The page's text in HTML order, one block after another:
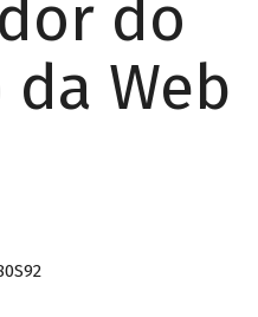
do
Web